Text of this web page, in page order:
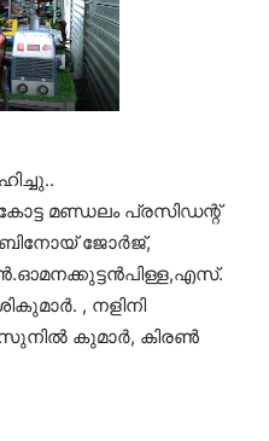
മണ്ഡലം പ്രസിഡന്റ്
ബിനോയ്‌ ജോർജ്,
, നളിനി
സുനിൽ കുമാർ, കിരൺ